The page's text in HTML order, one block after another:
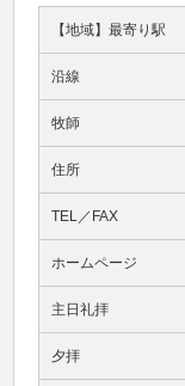
【地域】最寄り駅
沿線
牧師
住所
TEL／FAX
ホームページ
主日礼拝
夕拝